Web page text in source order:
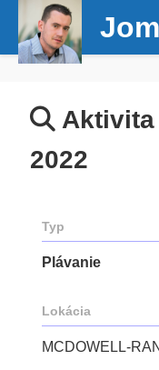
Aktivita
2022
Typ
Plávanie
Lokácia
MCDOWELL-